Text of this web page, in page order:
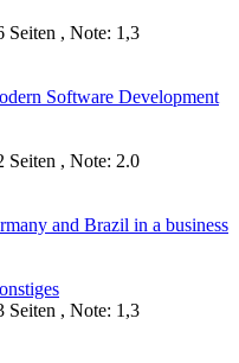
Seiten , Note: 1,3
Software Development
Seiten , Note: 2.0
and Brazil in a business
Seiten , Note: 1,3